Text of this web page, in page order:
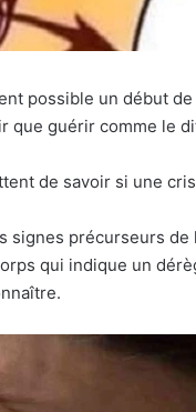
possible un début de
guérir comme le dit
de savoir si une
précurseurs de
qui indique un